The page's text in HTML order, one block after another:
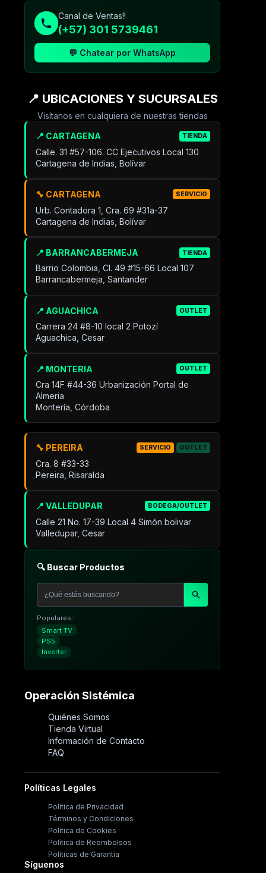
Canal de Ventas!!
(+57) 301 5739461
💬 Chatear por WhatsApp
📍 UBICACIONES Y SUCURSALES
Visítanos en cualquiera de nuestras tiendas
📍 CARTAGENA TIENDA
Calle. 31 #57-106. CC Ejecutivos Local 130
Cartagena de Indias, Bolívar
🔧 CARTAGENA SERVICIO
Urb. Contadora 1, Cra. 69 #31a-37
Cartagena de Indias, Bolívar
📍 BARRANCABERMEJA TIENDA
Barrio Colombia, Cl. 49 #15-66 Local 107
Barrancabermeja, Santander
📍 AGUACHICA OUTLET
Carrera 24 #8-10 local 2 Potozí
Aguachica, Cesar
📍 MONTERIA OUTLET
Cra 14F #44-36 Urbanización Portal de
Almeria
Montería, Córdoba
📍 VALLEDUPAR BODEGA/OUTLET
Calle 21 No. 17-39 Local 4 Simón bolivar
Valledupar, Cesar
🔧 PEREIRA SERVICIO OUTLET
Cra. 8 #33-33
Pereira, Risaralda
🔍 Buscar Productos
Populares:
Smart TV
PS5
Inverter
Operación Sistémica
Quiénes Somos
Tienda Virtual
Información de Contacto
FAQ
Políticas Legales
Política de Privacidad
Términos y Condiciones
Política de Cookies
Política de Reembolsos
Políticas de Garantía
Síguenos